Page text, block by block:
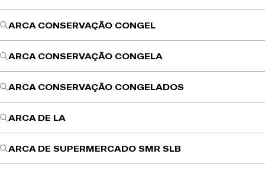
ARCA CONSERVAÇÃO CONGEL
ARCA CONSERVAÇÃO CONGELA
ARCA CONSERVAÇÃO CONGELADOS
ARCA DE LA
ARCA DE SUPERMERCADO SMR SLB